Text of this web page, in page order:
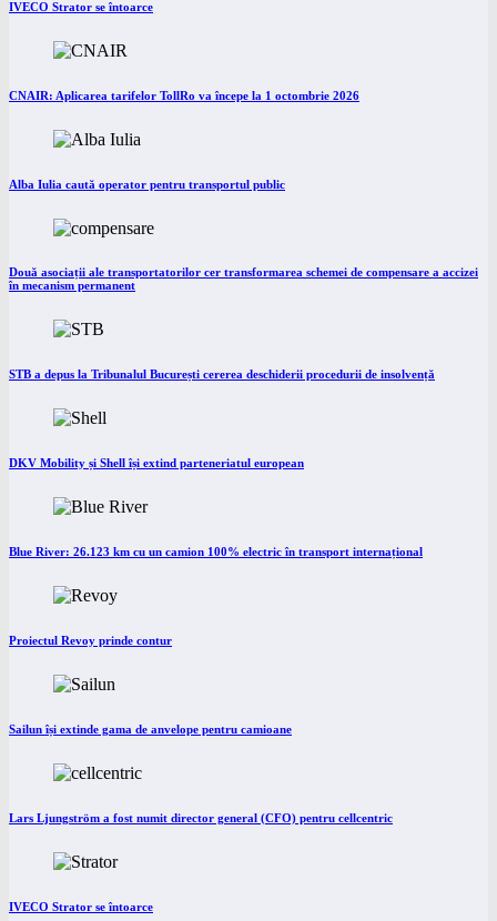
IVECO Strator se întoarce
CNAIR: Aplicarea tarifelor TollRo va începe la 1 octombrie 2026
Alba Iulia caută operator pentru transportul public
Două asociații ale transportatorilor cer transformarea schemei de compensare a accizei
în mecanism permanent
STB a depus la Tribunalul București cererea deschiderii procedurii de insolvență
DKV Mobility și Shell își extind parteneriatul european
Blue River: 26.123 km cu un camion 100% electric în transport internațional
Proiectul Revoy prinde contur
Sailun își extinde gama de anvelope pentru camioane
Lars Ljungström a fost numit director general (CFO) pentru cellcentric
IVECO Strator se întoarce